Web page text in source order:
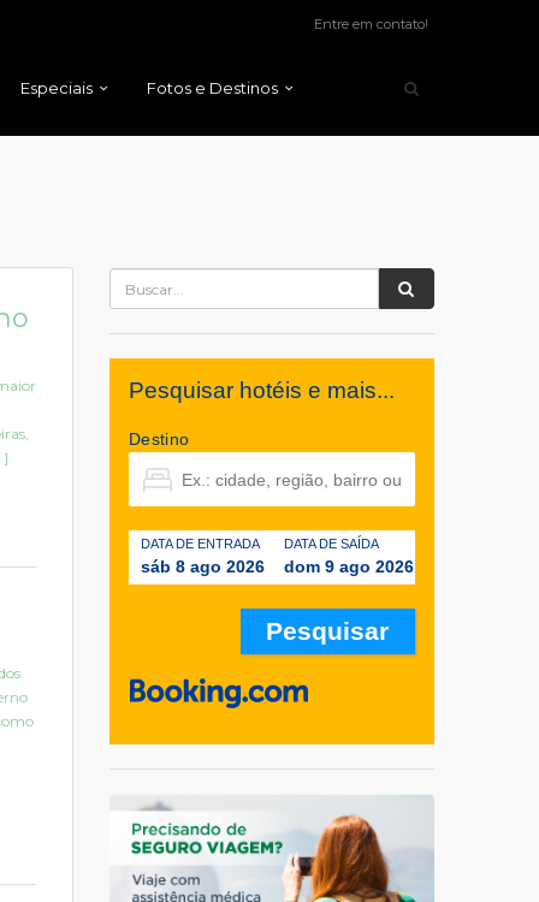
Entre em contato!
Especiais Fotos e Destinos
Pesquisar hotéis e mais...
Destino
DATA DE ENTRADA
sáb 8 ago 2026
DATA DE SAÍDA
dom 9 ago 2026